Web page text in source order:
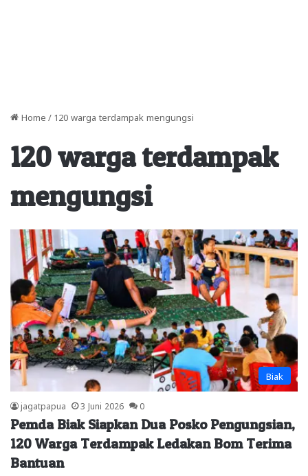
Home / 120 warga terdampak mengungsi
120 warga terdampak
mengungsi
Biak
jagatpapua 3 Juni 2026 0
Pemda Biak Siapkan Dua Posko Pengungsian,
120 Warga Terdampak Ledakan Bom Terima
Bantuan